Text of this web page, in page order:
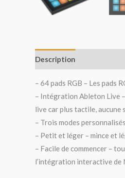
Description
– 64 pads RGB – Les pads
– Intégration Ableton Live
live car plus tactile, aucune
– Trois modes
– Petit et léger – mince et
– Facile de commencer –
l’intégration interactive de